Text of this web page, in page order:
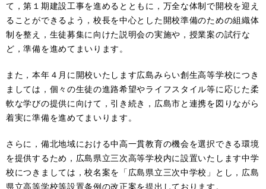
て，第１期建設工事を進めるとともに，万全な体制で開校を迎え
ることができるよう，校長を中心とした開校準備のための組織体
制を整え，生徒募集に向けた説明会の実施や，授業案の試行な
ど，準備を進めてまいります。
また，本年４月に開校いたします広島みらい創生高等学校につき
ましては，個々の生徒の進路希望やライフスタイル等に応じた柔
軟な学びの提供に向けて，引き続き，広島市と連携を図りながら
着実に準備を進めてまいります。
さらに，備北地域における中高一貫教育の機会を選択できる環境
を提供するため，広島県立三次高等学校内に設置いたします中学
校につきましては，校名案を「広島県立三次中学校」とし，広島
県立高等学校等設置条例の改正案を提出しております。